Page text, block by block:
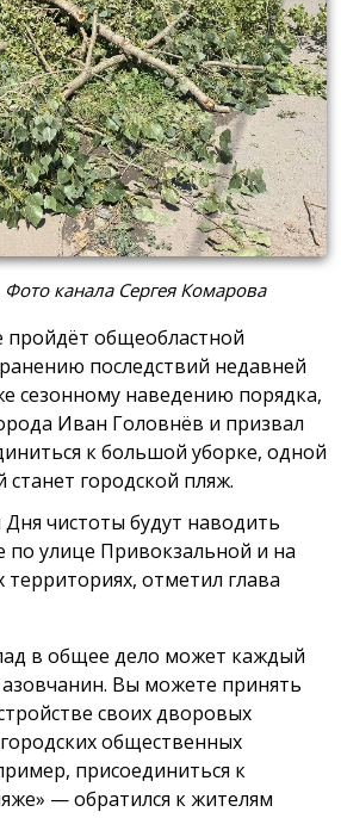
канала Сергея Комарова
пройдёт общеобластной
последствий недавней
сезонному наведению порядка,
Иван Головнёв и призвал
к большой уборке, одной
станет городской пляж.
чистоты будут наводить
по улице Привокзальной и на
территориях, отметил глава
в общее дело может каждый
Вы можете принять
своих дворовых
общественных
присоединиться к
— обратился к жителям